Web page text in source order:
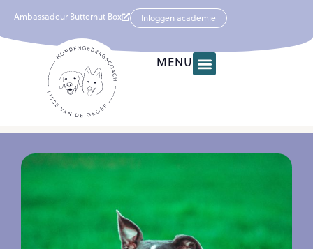
Ambassadeur Butternut Box Inloggen academie
MENU